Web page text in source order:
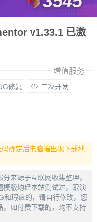
v1.33.1 已激
增值服务
修复 二次开发
确定后电脑端出现下载地
来源于互联网收集整理，
模版均经本站测试过，跟演
和瑕疵的，请自行修改，您
，如付费下载的，均不支持